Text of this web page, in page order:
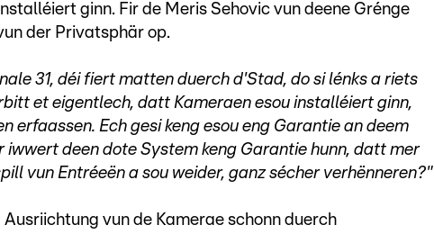
ginn. Fir de Meris Sehovic vun deene Grénge
der Privatsphär op.
31, déi fiert matten duerch d'Stad, do si lénks a riets
et eigentlech, datt Kameraen esou installéiert ginn,
Ech gesi keng esou eng Garantie an deem
deen dote System keng Garantie hunn, datt mer
vun Entréeën a sou weider, ganz sécher verhënneren?"
Ausriichtung vun de Kamerae schonn duerch